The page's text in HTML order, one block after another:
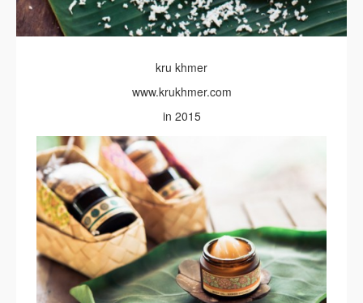
kru khmer
www.krukhmer.com
in 2015